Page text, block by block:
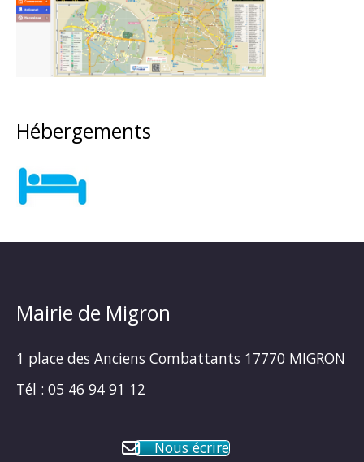
Hébergements
Mairie de Migron
1 place des Anciens Combattants 17770 MIGRON
Tél : 05 46 94 91 12
Nous écrire